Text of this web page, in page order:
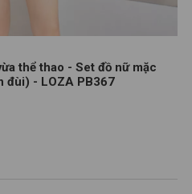
thể thao - Set đồ nữ mặc
đùi) - LOZA PB367